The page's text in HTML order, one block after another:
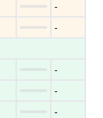
-
-
-
-
-